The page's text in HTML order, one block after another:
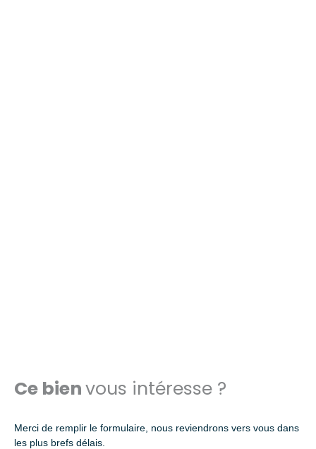
Ce bienvous intéresse ?
Merci de remplir le formulaire, nous reviendrons vers vous dans
les plus brefs délais.